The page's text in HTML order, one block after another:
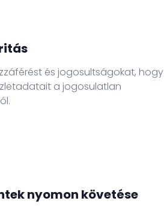
és jogosultságokat, hogy
a jogosulatlan
nyomon követése